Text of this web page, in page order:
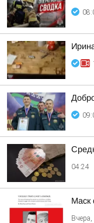
04:24
Маск